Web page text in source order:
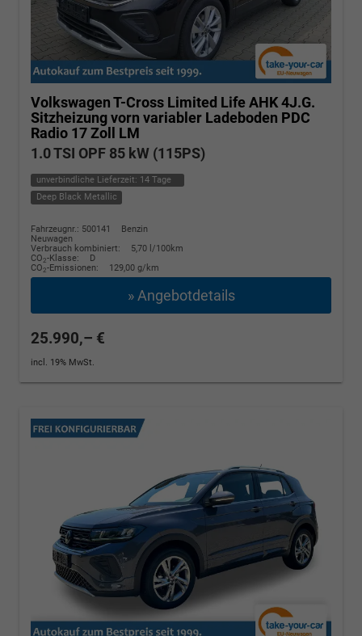
Volkswagen T-Cross Limited Life AHK 4J.G.
Sitzheizung vorn variabler Ladeboden PDC
Radio 17 Zoll LM
1.0 TSI OPF 85 kW (115PS)
unverbindliche Lieferzeit: 14 Tage
Deep Black Metallic
Fahrzeugnr.: 500141
Benzin
Neuwagen
Verbrauch kombiniert:
5,70 l/100km
CO2-Klasse:
D
CO2-Emissionen: 129,00 g/km
» Angebotdetails
25.990,– €
incl. 19% MwSt.